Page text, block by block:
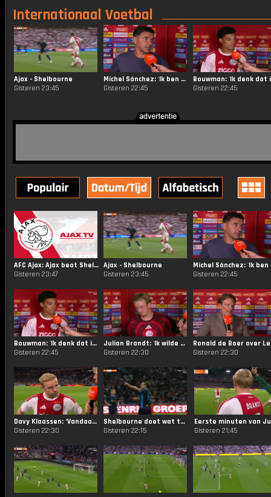
Internationaal Voetbal
Ajax - Shelbourne
Gisteren 23:45
Míchel Sánchez: 'Ik ben niet tevreden met het resultaat'
Gisteren 22:45
Gisteren 22:45
AFC Ajax: Ajax beat Shelbourne FC: 3-1! 😌
Gisteren 23:47
Ajax - Shelbourne
Gisteren 23:45
Gisteren 22:45
Bouwman: 'Ik denk dat ik de laatste tijd wel sterk sta te spelen'
Gisteren 22:45
Julian Brandt: 'Ik wilde van dit alles deel uitmaken'
Gisteren 22:30
Gisteren 22:30
Davy Klaassen: ‘Vandaag kom je er nog een soort van mee weg’
Gisteren 22:30
Shelbourne doet wat terug!
Gisteren 22:15
Gisteren 21:45